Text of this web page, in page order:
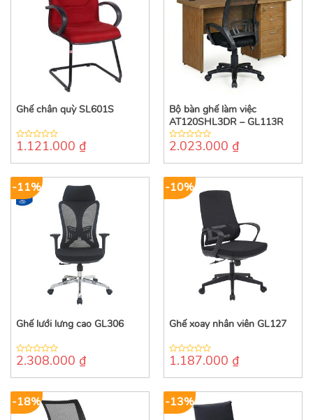
Ghế chân quỳ SL601S
0
of
1.121.000 ₫
Bộ bàn ghế làm việc
AT120SHL3DR – GL113R
0
of
2.023.000 ₫
-11%
Ghế lưới lưng cao GL306
0
of
2.308.000 ₫
-10%
Ghế xoay nhân viên GL127
0
of
1.187.000 ₫
-18% -13%